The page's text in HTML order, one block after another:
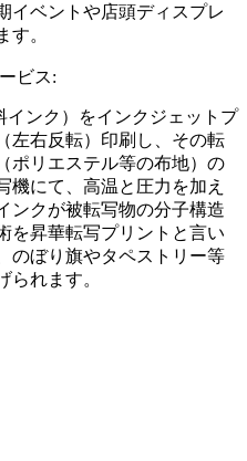
イベントや店頭ディスプレ
す。
ビス:
インク）をインクジェットプ
左右反転）印刷し、その転
ポリエステル等の布地）の
機にて、高温と圧力を加え
ンクが被転写物の分子構造
を昇華転写プリントと言い
のぼり旗やタペストリー等
られます。